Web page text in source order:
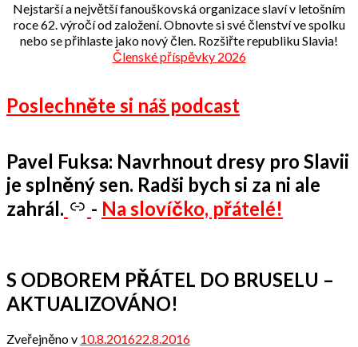
Nejstarší a největší fanouškovská organizace slaví v letošním
roce 62. výročí od založení. Obnovte si své členství ve spolku
nebo se přihlaste jako nový člen. Rozšiřte republiku Slavia!
Členské příspěvky 2026
Poslechněte si náš podcast
Pavel Fuksa: Navrhnout dresy pro Slavii
je splněný sen. Radši bych si za ni ale
zahrál.
- Na slovíčko, přátelé!
S ODBOREM PŘÁTEL DO BRUSELU –
AKTUALIZOVÁNO!
Zveřejněno v 10.8.201622.8.2016